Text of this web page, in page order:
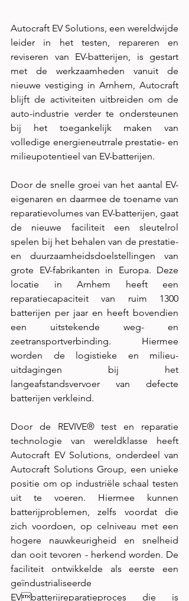
Autocraft EV Solutions, een wereldwijde
leider in het testen, repareren en
reviseren van EV-batterijen, is gestart
met de werkzaamheden vanuit de
nieuwe vestiging in Arnhem, Autocraft
blijft de activiteiten uitbreiden om de
auto-industrie verder te ondersteunen
bij het toegankelijk maken van
volledige energieneutrrale prestatie- en
milieupotentieel van EV-batterijen.
Door de snelle groei van het aantal EV-
eigenaren en daarmee de toename van
reparatievolumes van EV-batterijen, gaat
de nieuwe faciliteit een sleutelrol
spelen bij het behalen van de prestatie-
en duurzaamheidsdoelstellingen van
grote EV-fabrikanten in Europa. Deze
locatie in Arnhem heeft een
reparatiecapaciteit van ruim 1300
batterijen per jaar en heeft bovendien
een uitstekende weg- en
zeetransportverbinding. Hiermee
worden de logistieke en milieu-
uitdagingen bij het
langeafstandsvervoer van defecte
batterijen verkleind.
Door de REVIVE® test en reparatie
technologie van wereldklasse heeft
Autocraft EV Solutions, onderdeel van
Autocraft Solutions Group, een unieke
positie om op industriële schaal testen
uit te voeren. Hiermee kunnen
batterijproblemen, zelfs voordat die
zich voordoen, op celniveau met een
hogere nauwkeurigheid en snelheid
dan ooit tevoren - herkend worden. De
faciliteit ontwikkelde als eerste een
geïndustrialiseerde
EVbatterijreparatieproces die is